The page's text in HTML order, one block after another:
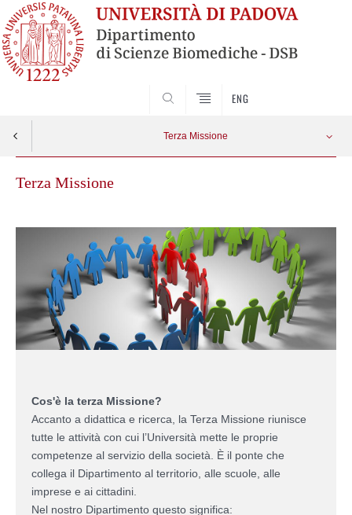
ENG
Terza Missione
Terza Missione
Cos'è la terza Missione?
Accanto a didattica e ricerca, la Terza Missione riunisce
tutte le attività con cui l’Università mette le proprie
competenze al servizio della società. È il ponte che
collega il Dipartimento al territorio, alle scuole, alle
imprese e ai cittadini.
Nel nostro Dipartimento questo significa: